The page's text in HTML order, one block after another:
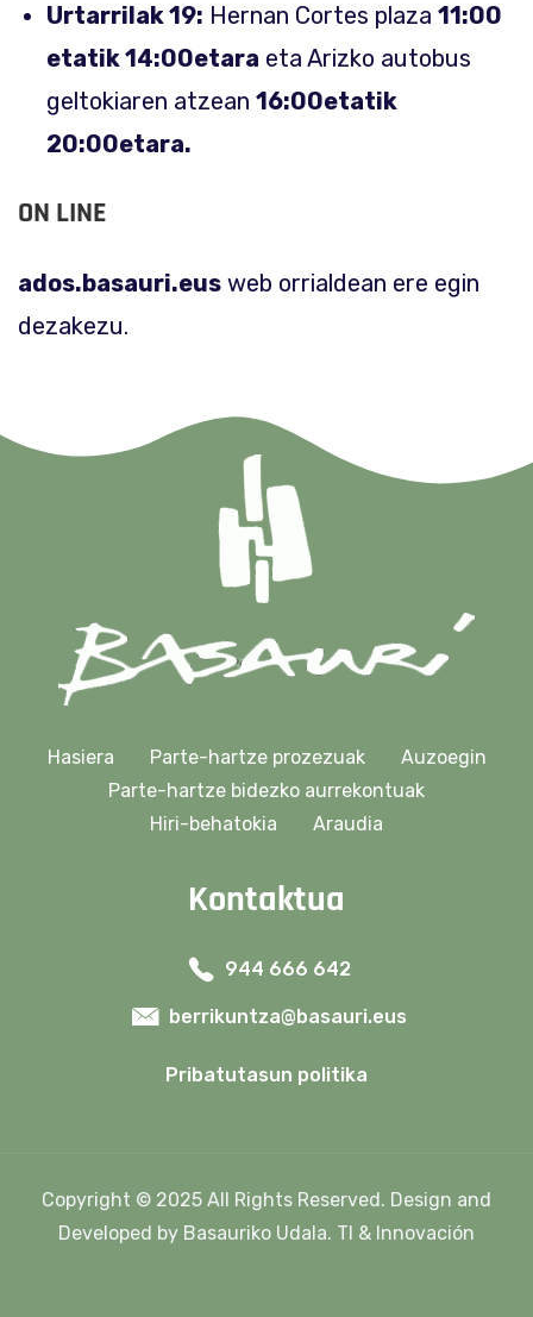
Urtarrilak 19: Hernan Cortes plaza 11:00
etatik 14:00etara eta Arizko autobus
geltokiaren atzean 16:00etatik
20:00etara.
ON LINE
ados.basauri.eus web orrialdean ere egin
dezakezu.
Hasiera Parte-hartze prozezuak
Auzoegin
Parte-hartze bidezko aurrekontuak
Hiri-behatokia
Araudia
Kontaktua
944 666 642
berrikuntza@basauri.eus
Pribatutasun politika
Copyright © 2025 All Rights Reserved. Design and
Developed by Basauriko Udala. TI & Innovación